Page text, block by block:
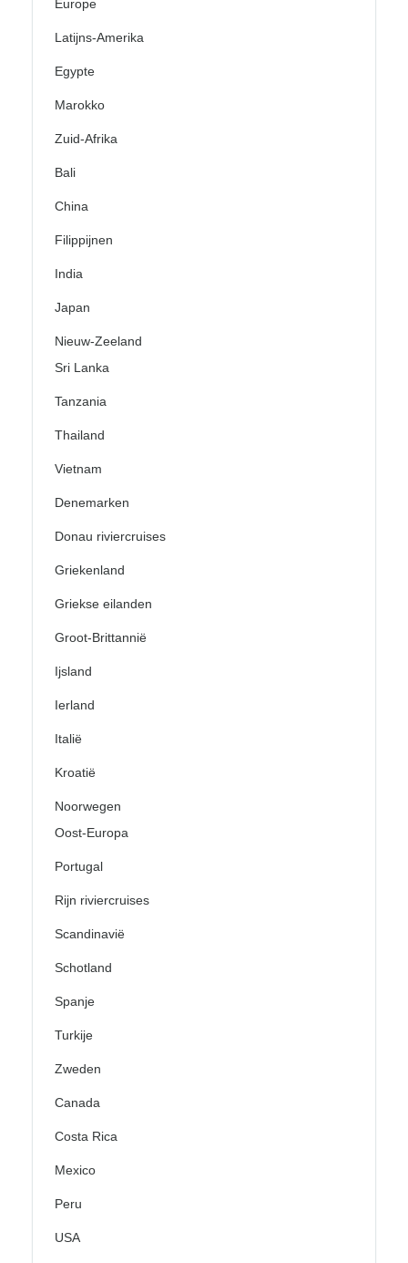
Europe
Latijns-Amerika
Egypte
Marokko
Zuid-Afrika
Bali
China
Filippijnen
India
Japan
Nieuw-Zeeland
Sri Lanka
Tanzania
Thailand
Vietnam
Denemarken
Donau riviercruises
Griekenland
Griekse eilanden
Groot-Brittannië
Ijsland
Ierland
Italië
Kroatië
Noorwegen
Oost-Europa
Portugal
Rijn riviercruises
Scandinavië
Schotland
Spanje
Turkije
Zweden
Canada
Costa Rica
Mexico
Peru
USA